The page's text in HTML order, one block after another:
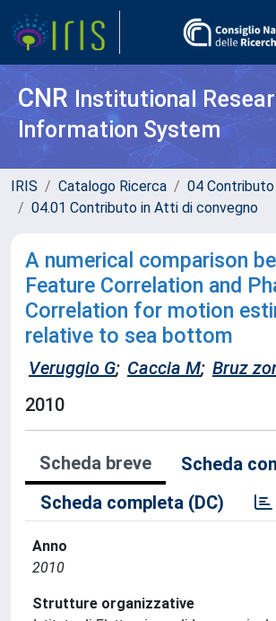
CNR Institutional
Information System
IRIS Catalogo Ricerca
04
04.01 Contributo in Atti di convegno
A numerical comparison
Feature Correlation and
Correlation for motion
relative to sea bottom
Veruggio G; Caccia M; Bruz
2010
Scheda breve
Scheda
Scheda completa (DC)
Anno
2010
Strutture organizzative